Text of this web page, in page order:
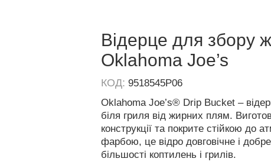
Відерце для збору
Oklahoma Joe’s
КОД: 9518545P06
Oklahoma Joe’s® Drip Bucket –
біля гриля від жирних плям.
конструкції та покрите стійкою до
фарбою, це відро довговічне і
більшості коптилень і грилів.